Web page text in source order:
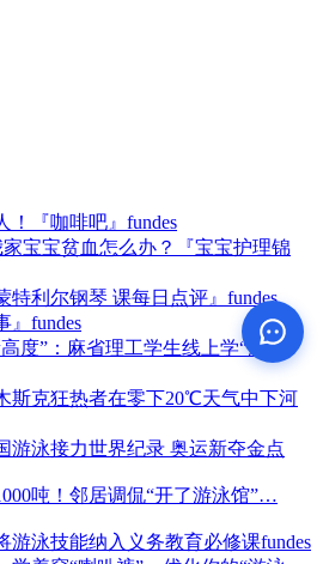
！『咖啡吧』 fundes
宝宝贫血怎么办？『宝宝护理锦
特利尔钢琴 课每日点评』 fundes
fundes
度”：麻省理工学生线上学“游
斯克狂热者在零下20℃天气中下河
游泳接力世界纪录 奥运新夺金点
吨！邻居调侃“开了游泳馆”…
游泳技能纳入义务教育必修课fundes